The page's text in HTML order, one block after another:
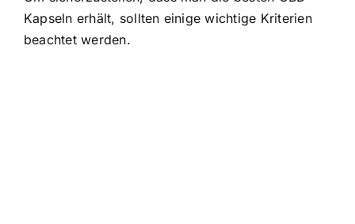
Kapseln erhält, sollten einige wichtige Kriterien
beachtet werden.